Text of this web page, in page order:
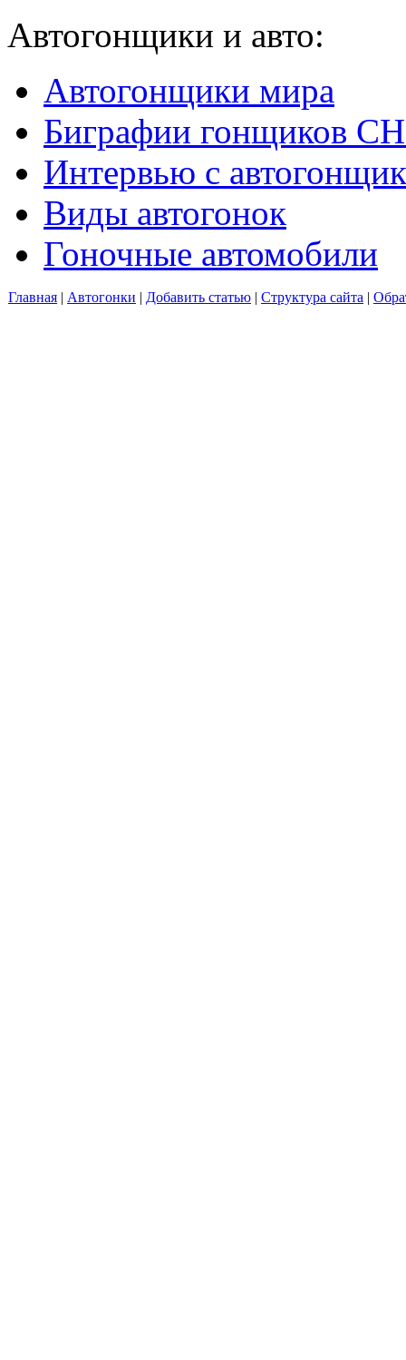
Автогонщики и авто:
Автогонщики мира
Биграфии гонщиков
Интервью с
Виды автогонок
Гоночные автомобили
Главная | Автогонки | Добавить статью | Структура сайта |